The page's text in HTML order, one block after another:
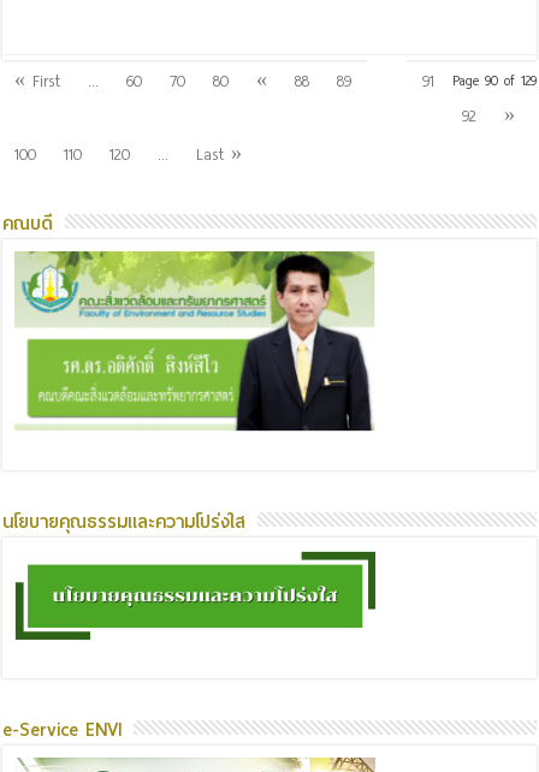
Page 90 of 129
« First ... 60 70 80 « 88 89
91
92
»
100
110 120 ... Last »
คณบดี
นโยบายคุณธรรมและความโปร่งใส
e-Service ENVI